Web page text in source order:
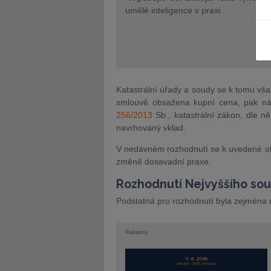
umělé inteligence v praxi.
Katastrální úřady a soudy se k tomu
smlouvě obsažena kupní cena, pak
256/2013 Sb., katastrální zákon, dle
navrhovaný vklad.
V nedávném rozhodnutí se k uvedené
změně dosavadní praxe.
Rozhodnutí Nejvyššího
Podstatná pro rozhodnutí byla
Reklama
Kurzy